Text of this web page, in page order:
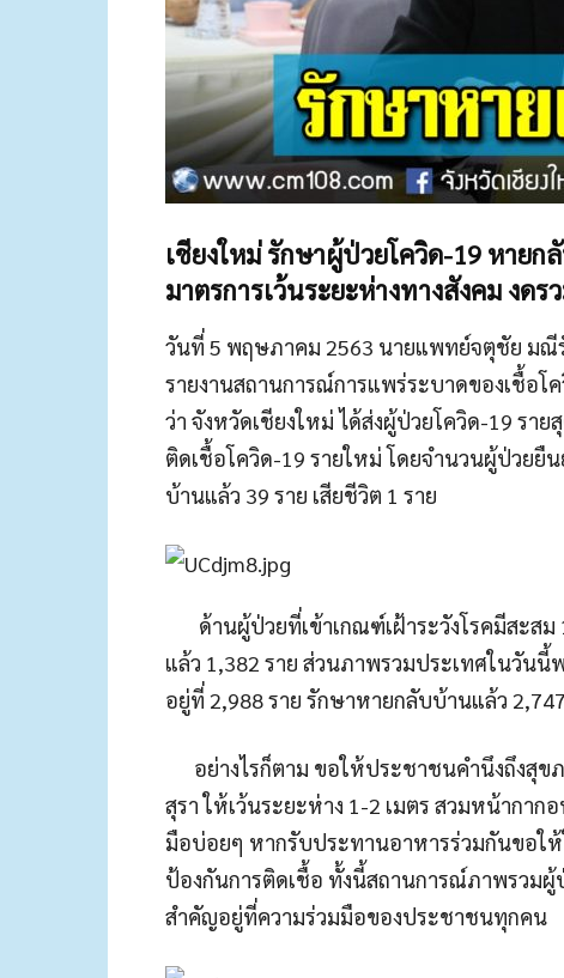
เชียงใหม่ รักษาผู้ป่วยโควิด-19 หาย
มาตรการเว้นระยะห่างทางสังคม งด
วันที่ 5 พฤษภาคม 2563 นายแพทย์จตุชัย มณี
รายงานสถานการณ์การแพร่ระบาดของเชื้อ
ว่า จังหวัดเชียงใหม่ ได้ส่งผู้ป่วยโควิด-19 รา
ติดเชื้อโควิด-19 รายใหม่ โดยจำนวนผู้ป่วยยื
บ้านแล้ว 39 ราย เสียชีวิต 1 ราย
ด้านผู้ป่วยที่เข้าเกณฑ์เฝ้าระวังโรคมีสะสม
แล้ว 1,382 ราย ส่วนภาพรวมประเทศในวัน
อยู่ที่ 2,988 ราย รักษาหายกลับบ้านแล้ว
อย่างไรก็ตาม ขอให้ประชาชนคำนึงถึงสุข
สุรา ให้เว้นระยะห่าง 1-2 เมตร สวมหน้ากา
มือบ่อยๆ หากรับประทานอาหารร่วมกันขอใ
ป้องกันการติดเชื้อ ทั้งนี้สถานการณ์ภาพรวม
สำคัญอยู่ที่ความร่วมมือของประชาชนทุกคน